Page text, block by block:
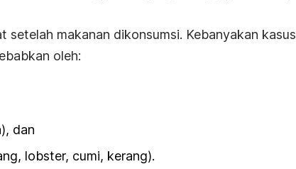
setelah makanan dikonsumsi. Kebanyakan kasus
oleh:
dan
lobster, cumi, kerang).